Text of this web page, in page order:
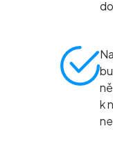
k